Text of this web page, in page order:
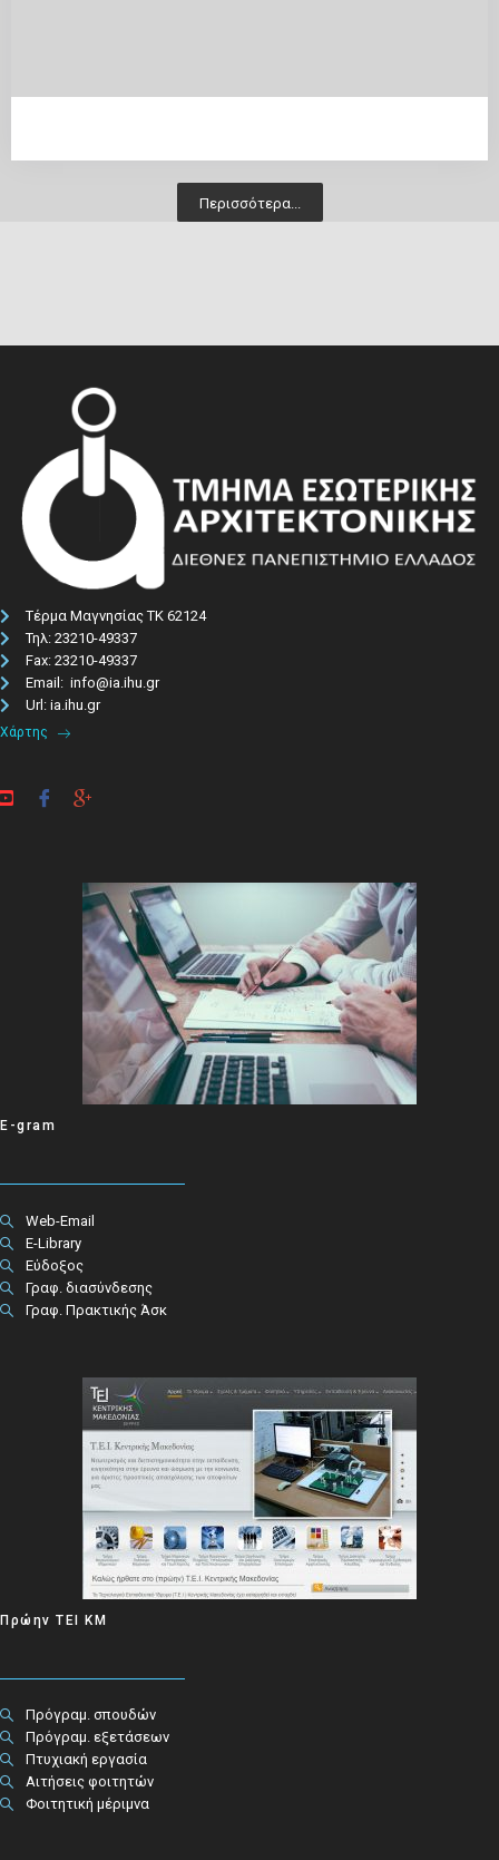
Περισσότερα...
Τέρμα Μαγνησίας ΤΚ 62124
Τηλ: 23210-49337​
Fax: 23210-49337
Email: info@ia.ihu.gr
Url: ia.ihu.gr
Χάρτης
E-gram
Web-Email
E-Library
Εύδοξος
Γραφ. διασύνδεσης
Γραφ. Πρακτικής Άσκ
Πρώην ΤΕΙ ΚΜ
Πρόγραμ. σπουδών
Πρόγραμ. εξετάσεων
Πτυχιακή εργασία
Αιτήσεις φοιτητών
Φοιτητική μέριμνα